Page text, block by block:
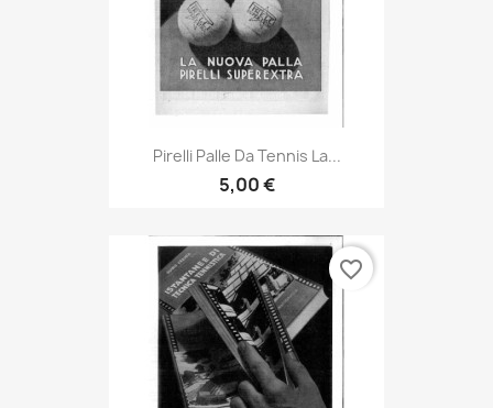
Pirelli Palle Da Tennis La...
5,00 €
favorite_border